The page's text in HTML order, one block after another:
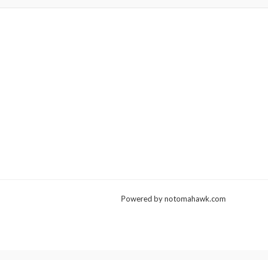
Powered by notomahawk.com